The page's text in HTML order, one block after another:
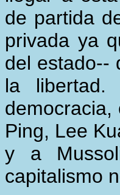
de partida
privada ya
del estado--
la
democracia,
Ping, Lee
y a
capitalismo